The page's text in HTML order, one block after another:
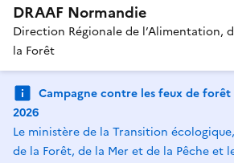
DRAAF Normandie
Direction Régionale de l’Alimentation,
la Forêt
Campagne contre les feux de
2026
Le ministère de la Transition
de la Forêt, de la Mer et de la Pêche et